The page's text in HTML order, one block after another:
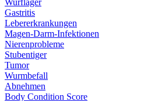
Wurflager
Gastritis
Lebererkrankungen
Magen-Darm-Infektionen
Nierenprobleme
Stubentiger
Tumor
Wurmbefall
Abnehmen
Body Condition Score